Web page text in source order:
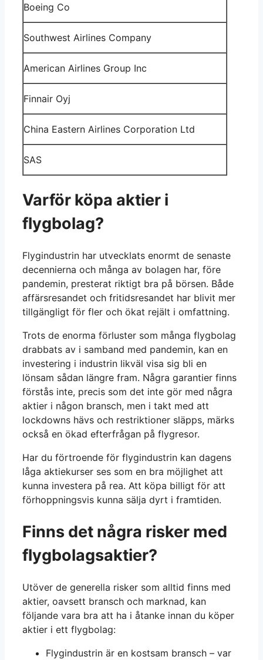
Boeing Co
Southwest Airlines Company
American Airlines Group Inc
Finnair Oyj
China Eastern Airlines Corporation Ltd
SAS
Varför köpa aktier i
flygbolag?
Flygindustrin har utvecklats enormt de senaste
decennierna och många av bolagen har, före
pandemin, presterat riktigt bra på börsen. Både
affärsresandet och fritidsresandet har blivit mer
tillgängligt för fler och ökat rejält i omfattning.
Trots de enorma förluster som många flygbolag
drabbats av i samband med pandemin, kan en
investering i industrin likväl visa sig bli en
lönsam sådan längre fram. Några garantier finns
förstås inte, precis som det inte gör med några
aktier i någon bransch, men i takt med att
lockdowns hävs och restriktioner släpps, märks
också en ökad efterfrågan på flygresor.
Har du förtroende för flygindustrin kan dagens
låga aktiekurser ses som en bra möjlighet att
kunna investera på rea. Att köpa billigt för att
förhoppningsvis kunna sälja dyrt i framtiden.
Finns det några risker med
flygbolagsaktier?
Utöver de generella risker som alltid finns med
aktier, oavsett bransch och marknad, kan
följande vara bra att ha i åtanke innan du köper
aktier i ett flygbolag:
Flygindustrin är en kostsam bransch – var